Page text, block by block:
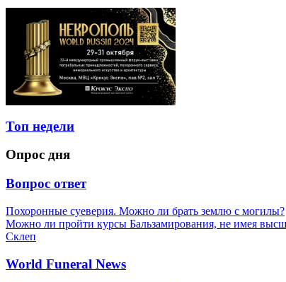
Топ недели
Опрос дня
Вопрос ответ
Похоронные суеверия. Можно ли брать землю с могилы?
Можно ли пройти курсы Бальзамирования, не имея
Склеп
World Funeral News